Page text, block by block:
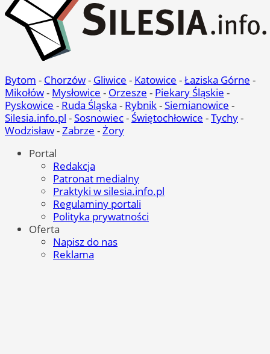
Bytom - Chorzów- Gliwice - Katowice -Łaziska Górne -
Mikołów- Mysłowice - Orzesze - Piekary Śląskie -
Pyskowice - Ruda Śląska - Rybnik-Siemianowice -
Silesia.info.pl -Sosnowiec-Świętochłowice -Tychy-
Wodzisław-Zabrze -Żory
Portal
Redakcja
Patronat medialny
Praktyki w silesia.info.pl
Regulaminy portali
Polityka prywatności
Oferta
Napisz do nas
Reklama